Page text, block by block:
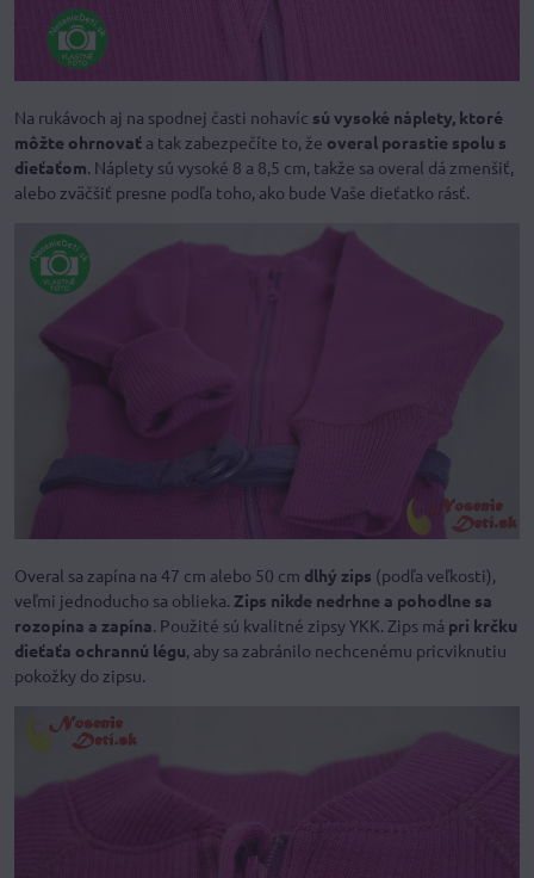
Na rukávoch aj na spodnej časti nohavíc sú vysoké náplety, ktoré
môžte ohrnovať a tak zabezpečíte to, že overal porastie spolu s
dieťaťom. Náplety sú vysoké 8 a 8,5 cm, takže sa overal dá zmenšiť,
alebo zväčšiť presne podľa toho, ako bude Vaše dieťatko rásť.
Overal sa zapína na 47 cm alebo 50 cm dlhý zips (podľa veľkosti),
veľmi jednoducho sa oblieka. Zips nikde nedrhne a pohodlne sa
rozopína a zapína. Použité sú kvalitné zipsy YKK. Zips má pri krčku
dieťaťa ochrannú légu, aby sa zabránilo nechcenému pricviknutiu
pokožky do zipsu.